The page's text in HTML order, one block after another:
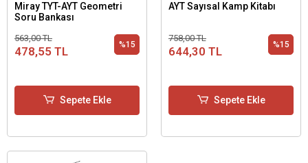
Miray TYT-AYT Geometri
Soru Bankası
563,00 TL
478,55 TL %15
Sepete Ekle
AYT Sayısal Kamp Kitabı
758,00 TL
644,30 TL %15
Sepete Ekle